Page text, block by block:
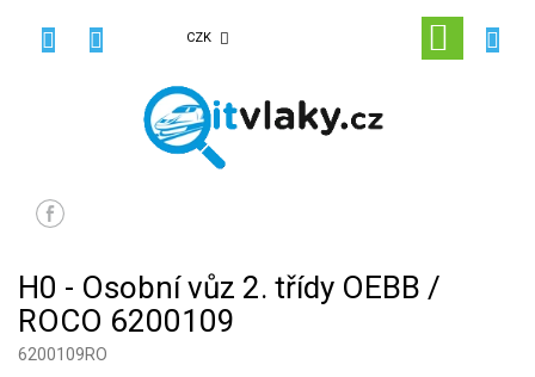
CZK
KOŠÍK
H0 - Osobní vůz 2. třídy OEBB /
ROCO 6200109
6200109RO